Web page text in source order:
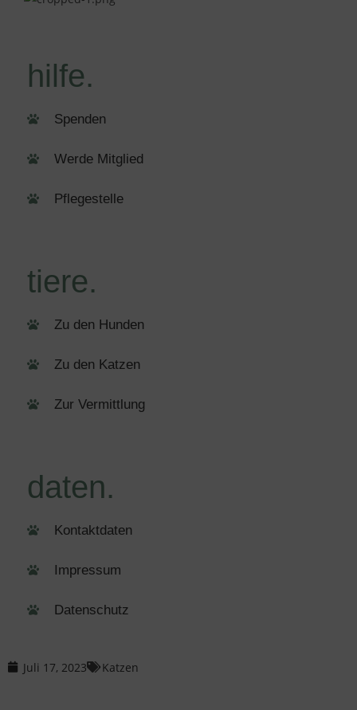
hilfe.
Spenden
Werde Mitglied
Pflegestelle
tiere.
Zu den Hunden
Zu den Katzen
Zur Vermittlung
daten.
Kontaktdaten
Impressum
Datenschutz
Juli 17, 2023 Katzen